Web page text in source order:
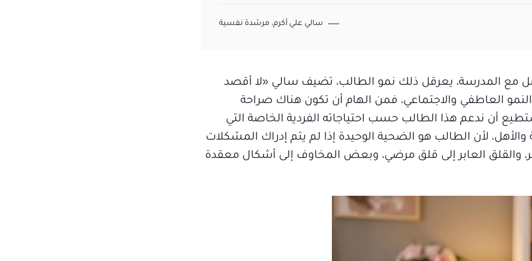
سالي علي أكرم، مرشدة نفسية
مع المدرسة، يعرقل ذلك نمو الطالب، تضيف سالي «لا أقصد
النمو العاطفي والاجتماعي، فمن الهام أن تكون هناك صراحة
أن ندعم هذا الطالب حسب احتياجاته الفردية الخاصة التي
لأن الطالب هو الضحية الوحيدة إذا لم يتم إدراك المشكلات
والقلق العابر إلى قلق مرضي، وبعض المخاوف إلى أشكال معقدة